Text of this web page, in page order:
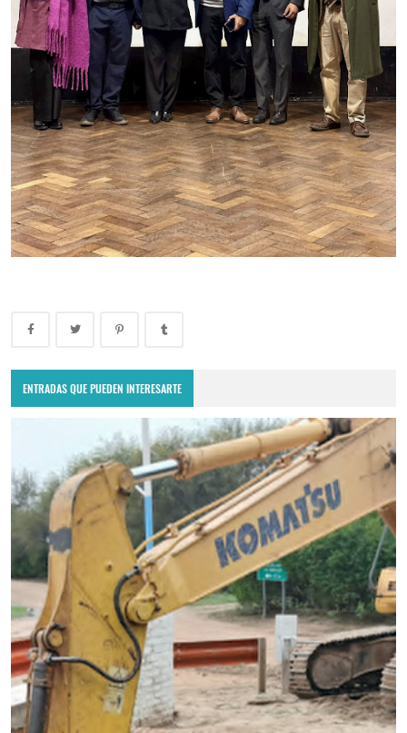
ENTRADAS QUE PUEDEN INTERESARTE